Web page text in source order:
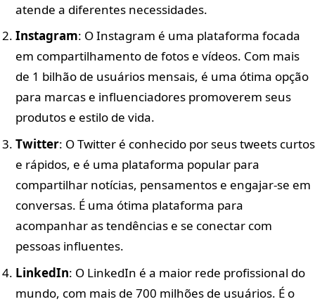
atende a diferentes necessidades.
Instagram: O Instagram é uma plataforma focada
em compartilhamento de fotos e vídeos. Com mais
de 1 bilhão de usuários mensais, é uma ótima opção
para marcas e influenciadores promoverem seus
produtos e estilo de vida.
Twitter: O Twitter é conhecido por seus tweets curtos
e rápidos, e é uma plataforma popular para
compartilhar notícias, pensamentos e engajar-se em
conversas. É uma ótima plataforma para
acompanhar as tendências e se conectar com
pessoas influentes.
LinkedIn: O LinkedIn é a maior rede profissional do
mundo, com mais de 700 milhões de usuários. É o